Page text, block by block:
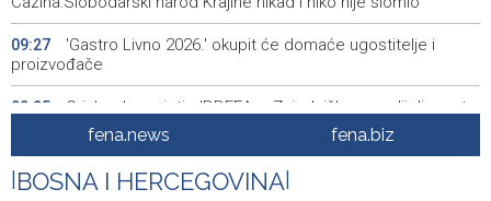
09:27
'Gastro Livno 2026.' okupit će domaće ugostitelje i
proizvođače
09:25
Crishock posjetio IDDEEA-u: Zajednička opredijeljenost
za nastavak saradnje
09:25
Kajganić i ambasador Irske o vladavini prava i
evropskom putu BiH
fena.news fena.biz
BOSNA I HERCEGOVINA